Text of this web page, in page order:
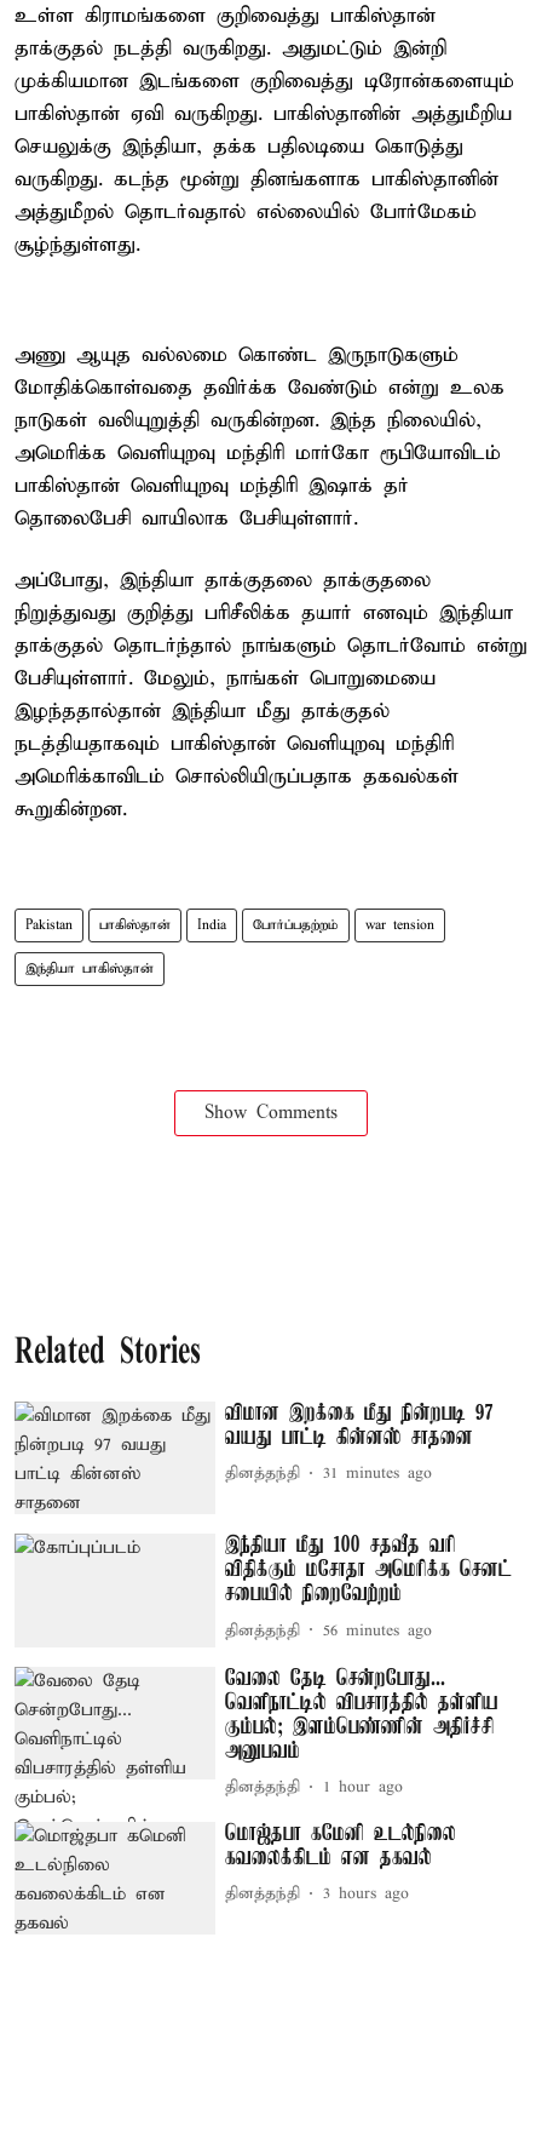
உள்ள கிராமங்களை குறிவைத்து பாகிஸ்தான்
தாக்குதல் நடத்தி வருகிறது. அதுமட்டும் இன்றி
முக்கியமான இடங்களை குறிவைத்து டிரோன்களையும்
பாகிஸ்தான் ஏவி வருகிறது. பாகிஸ்தானின் அத்துமீறிய
செயலுக்கு இந்தியா, தக்க பதிலடியை கொடுத்து
வருகிறது. கடந்த மூன்று தினங்களாக பாகிஸ்தானின்
அத்துமீறல் தொடர்வதால் எல்லையில் போர்மேகம்
சூழ்ந்துள்ளது.
அணு ஆயுத வல்லமை கொண்ட இருநாடுகளும்
மோதிக்கொள்வதை தவிர்க்க வேண்டும் என்று உலக
நாடுகள் வலியுறுத்தி வருகின்றன. இந்த நிலையில்,
அமெரிக்க வெளியுறவு மந்திரி மார்கோ ரூபியோவிடம்
பாகிஸ்தான் வெளியுறவு மந்திரி இஷாக் தர்
தொலைபேசி வாயிலாக பேசியுள்ளார்.
அப்போது, இந்தியா தாக்குதலை தாக்குதலை
நிறுத்துவது குறித்து பரிசீலிக்க தயார் எனவும் இந்தியா
தாக்குதல் தொடர்ந்தால் நாங்களும் தொடர்வோம் என்று
பேசியுள்ளார். மேலும், நாங்கள் பொறுமையை
இழந்ததால்தான் இந்தியா மீது தாக்குதல்
நடத்தியதாகவும் பாகிஸ்தான் வெளியுறவு மந்திரி
அமெரிக்காவிடம் சொல்லியிருப்பதாக தகவல்கள்
கூறுகின்றன.
Pakistan பாகிஸ்தான் India போர்ப்பதற்றம் war tension
இந்தியா பாகிஸ்தான்
Show Comments
Related Stories
விமான இறக்கை மீது நின்றபடி 97
வயது பாட்டி கின்னஸ் சாதனை
தினத்தந்தி 31 minutes ago
இந்தியா மீது 100 சதவீத வரி
விதிக்கும் மசோதா அமெரிக்க செனட்
சபையில் நிறைவேற்றம்
தினத்தந்தி 56 minutes ago
வேலை தேடி சென்றபோது...
வெளிநாட்டில் விபசாரத்தில் தள்ளிய
கும்பல்; இளம்பெண்ணின் அதிர்ச்சி
அனுபவம்
தினத்தந்தி 1 hour ago
மொஜ்தபா கமேனி உடல்நிலை
கவலைக்கிடம் என தகவல்
தினத்தந்தி 3 hours ago